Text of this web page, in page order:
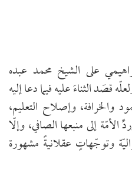
على الشيخ محمد عبده
قصَد الثناءَ عليه فيما دعا إليه
والخرافة، وإصلاح التعليم،
الأمّة إلى منبعها الصافي، وإلّا
وتوجّهاتٍ عقلانيةً مشهورة